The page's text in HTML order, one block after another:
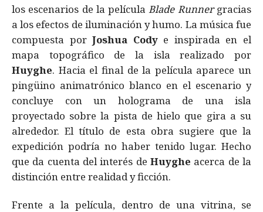
los escenarios de la películaBlade Runnergracias
a los efectos de iluminación y humo. La música fue
compuesta porJoshua Codye inspirada en el
mapa topográfico de la isla realizado por
Huyghe. Hacia el final de la película aparece un
pingüino animatrónico blanco en el escenario y
concluye con un holograma de una isla
proyectado sobre la pista de hielo que gira a su
alrededor. El título de esta obra sugiere que la
expedición podría no haber tenido lugar. Hecho
que da cuenta del interés de Huyghe acerca de la
distinción entre realidad y ficción.
Frente a la película, dentro de una vitrina, se